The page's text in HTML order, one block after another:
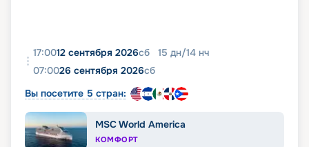
17:0012 сентября 2026сб 15 дн/14 нч
07:0026 сентября 2026сб
Вы посетите 5 стран:
MSC World America
КОМФОРТ